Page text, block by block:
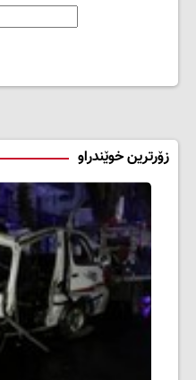
زۆرترین خوێندراو